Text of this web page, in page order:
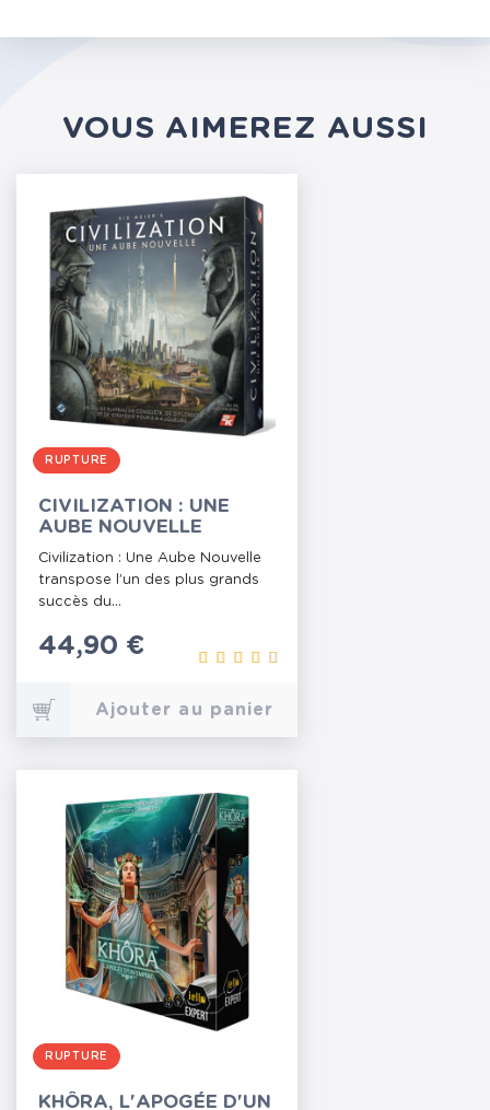
VOUS AIMEREZ AUSSI
RUPTURE
CIVILIZATION : UNE
AUBE NOUVELLE
Civilization : Une Aube Nouvelle
transpose l’un des plus grands
succès du...
Prix
44,90 €
Ajouter au panier
RUPTURE
KHÔRA, L'APOGÉE D'UN